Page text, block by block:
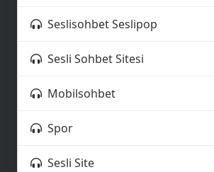
😂
Seslisohbet Seslipop
Sesli Sohbet Sitesi
Mobilsohbet
Spor
Sesli Site